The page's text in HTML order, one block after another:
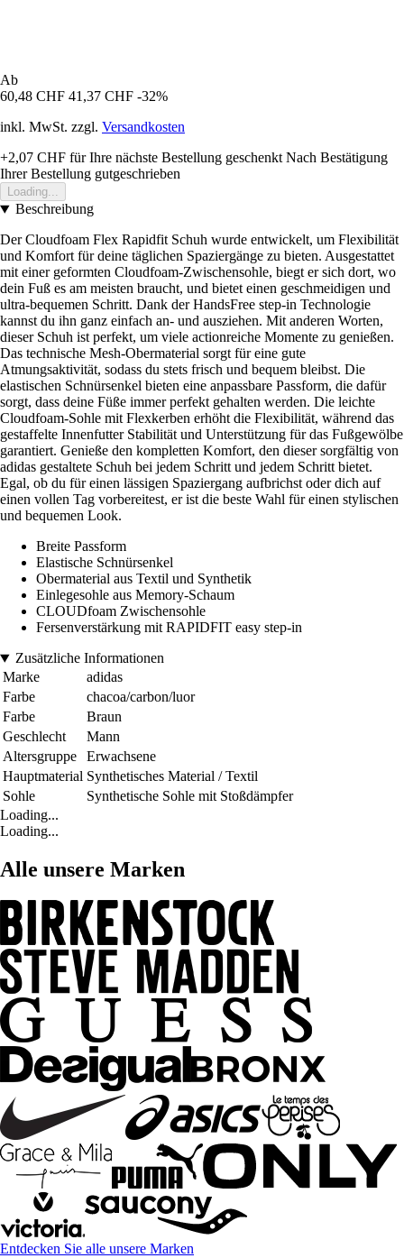
Ab
60,48 CHF 41,37 CHF -32%
inkl. MwSt. zzgl. Versandkosten
+2,07 CHF für Ihre nächste Bestellung geschenkt Nach Bestätigung
Ihrer Bestellung gutgeschrieben
Loading...
Beschreibung
Der Cloudfoam Flex Rapidfit Schuh wurde entwickelt, um Flexibilität
und Komfort für deine täglichen Spaziergänge zu bieten. Ausgestattet
mit einer geformten Cloudfoam-Zwischensohle, biegt er sich dort, wo
dein Fuß es am meisten braucht, und bietet einen geschmeidigen und
ultra-bequemen Schritt. Dank der HandsFree step-in Technologie
kannst du ihn ganz einfach an- und ausziehen. Mit anderen Worten,
dieser Schuh ist perfekt, um viele actionreiche Momente zu genießen.
Das technische Mesh-Obermaterial sorgt für eine gute
Atmungsaktivität, sodass du stets frisch und bequem bleibst. Die
elastischen Schnürsenkel bieten eine anpassbare Passform, die dafür
sorgt, dass deine Füße immer perfekt gehalten werden. Die leichte
Cloudfoam-Sohle mit Flexkerben erhöht die Flexibilität, während das
gestaffelte Innenfutter Stabilität und Unterstützung für das Fußgewölbe
garantiert. Genieße den kompletten Komfort, den dieser sorgfältig von
adidas gestaltete Schuh bei jedem Schritt und jedem Schritt bietet.
Egal, ob du für einen lässigen Spaziergang aufbrichst oder dich auf
einen vollen Tag vorbereitest, er ist die beste Wahl für einen stylischen
und bequemen Look.
Breite Passform
Elastische Schnürsenkel
Obermaterial aus Textil und Synthetik
Einlegesohle aus Memory-Schaum
CLOUDfoam Zwischensohle
Fersenverstärkung mit RAPIDFIT easy step-in
Zusätzliche Informationen
Marke
adidas
Farbe
chacoa/carbon/luor
Farbe
Braun
Geschlecht
Mann
Altersgruppe
Erwachsene
Hauptmaterial Synthetisches Material / Textil
Sohle
Synthetische Sohle mit Stoßdämpfer
Loading...
Loading...
Alle unsere Marken
Entdecken Sie alle unsere Marken